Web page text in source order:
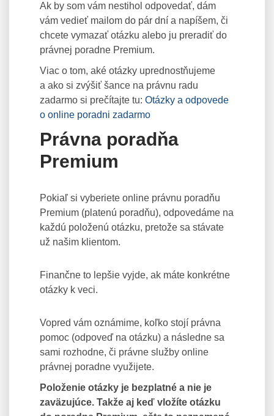
Ak by som vám nestihol odpovedať, dám
vám vedieť mailom do pár dní a napíšem, či
chcete vymazať otázku alebo ju preradiť do
právnej poradne Premium.
Viac o tom, aké otázky uprednostňujeme
a ako si zvýšiť šance na právnu radu
zadarmo si prečítajte tu: Otázky a odpovede
o online poradni zadarmo
Právna poradňa
Premium
Pokiaľ si vyberiete online právnu poradňu
Premium (platenú poradňu), odpovedáme na
každú položenú otázku, pretože sa stávate
už našim klientom.
Finančne to lepšie vyjde, ak máte konkrétne
otázky k veci.
Vopred vám oznámime, koľko stojí právna
pomoc (odpoveď na otázku) a následne sa
sami rozhodne, či právne služby online
právnej poradne využijete.
Položenie otázky je bezplatné a nie je
zaväzujúce. Takže aj keď vložíte otázku